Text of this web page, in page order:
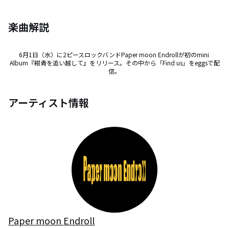
楽曲解説
6月1日（水）に2ピースロックバンドPaper moon Endrollが初のmini
Album『紺青を追い越して』をリリース。その中から「Find us」をeggsで配
信。
アーティスト情報
Paper moon Endroll